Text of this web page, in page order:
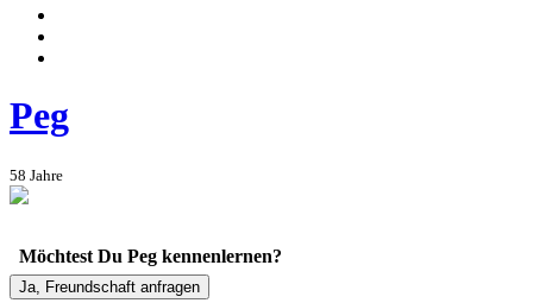
Peg
58 Jahre
Möchtest Du Peg kennenlernen?
Ja, Freundschaft anfragen